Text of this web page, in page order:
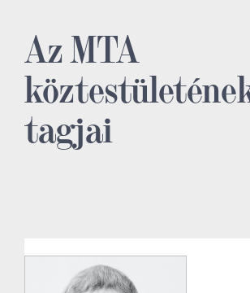
Az MTA
tagjai